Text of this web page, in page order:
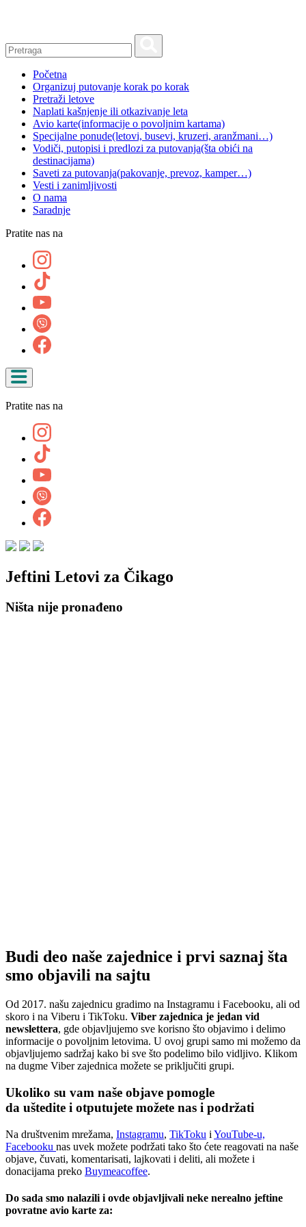
Početna
Organizuj putovanje korak po korak
Pretraži letove
Naplati kašnjenje ili otkazivanje leta
Avio karte(informacije o povoljnim kartama)
Specijalne ponude(letovi, busevi, kruzeri, aranžmani…)
Vodiči, putopisi i predlozi za putovanja(šta obići na
destinacijama)
Saveti za putovanja(pakovanje, prevoz, kamper…)
Vesti i zanimljivosti
O nama
Saradnje
Pratite nas na
Pratite nas na
Jeftini Letovi za Čikago
Ništa nije pronađeno
Budi deo naše zajednice i prvi saznaj šta
smo objavili na sajtu
Od 2017. našu zajednicu gradimo na Instagramu i Facebooku, ali od
skoro i na Viberu i TikToku. Viber zajednica je jedan vid
newslettera, gde objavljujemo sve korisno što objavimo i delimo
informacije o povoljnim letovima. U ovoj grupi samo mi možemo da
objavljujemo sadržaj kako bi sve što podelimo bilo vidljivo. Klikom
na dugme Viber zajednica možete se priključiti grupi.
Ukoliko su vam naše objave pomogle
da uštedite i otputujete možete nas i podržati
Na društvenim mrežama, Instagramu, TikToku i YouTube-u,
Facebooku nas uvek možete podržati tako što ćete reagovati na naše
objave, čuvati, komentarisati, lajkovati i deliti, ali možete i
donacijama preko Buymeacoffee.
Do sada smo nalazili i ovde objavljivali neke nerealno jeftine
povratne avio karte za: